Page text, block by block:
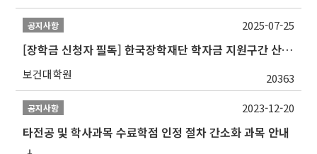
공지사항
[장학금 신청자 필독] 한국장학재단 학자금 지원구간 산정 권고
보건대학원 20363
2025-07-25
공지사항
타전공 및 학사과목 수료학점 인정 절차 간소화 과목 안내
2023-12-20